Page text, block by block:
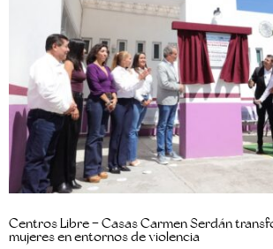
Centros Libre – Casas Carmen Serdán
mujeres en entornos de violencia